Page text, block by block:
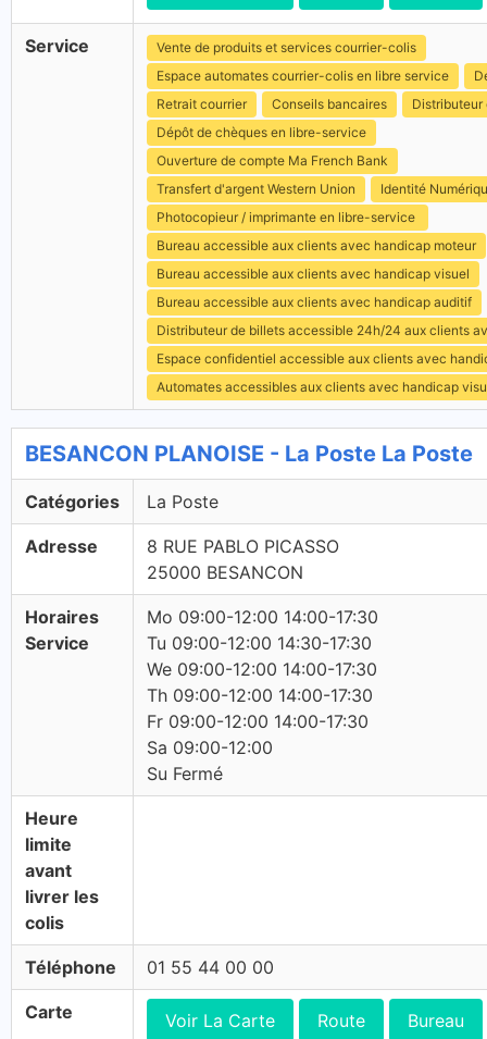
Service
Vente de produits et services courrier-colis
Espace automates courrier-colis en libre service
Retrait courrier
Conseils bancaires
Distributeur
Dépôt de chèques en libre-service
Ouverture de compte Ma French Bank
Transfert d'argent Western Union
Identité
Photocopieur / imprimante en libre-service
Bureau accessible aux clients avec handicap moteur
Bureau accessible aux clients avec handicap visuel
Bureau accessible aux clients avec handicap auditif
Distributeur de billets accessible 24h/24 aux clients
Espace confidentiel accessible aux clients avec
Automates accessibles aux clients avec handicap
BESANCON PLANOISE - La Poste La Poste
Catégories La Poste
Adresse
8 RUE PABLO PICASSO
25000 BESANCON
Horaires
Service
Mo 09:00-12:00 14:00-17:30
Tu 09:00-12:00 14:30-17:30
We 09:00-12:00 14:00-17:30
Th 09:00-12:00 14:00-17:30
Fr 09:00-12:00 14:00-17:30
Sa 09:00-12:00
Su Fermé
Heure
limite
avant
livrer les
colis
Téléphone 01 55 44 00 00
Carte Voir La Carte Route Bureau